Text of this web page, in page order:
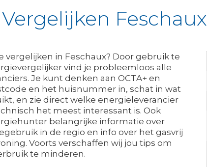
Feschaux
vergelijken in Feschaux? Door gebruik te
vind je probleemloos alle
Je kunt denken aan OCTA+ en
en het huisnummer in, schat in wat
en zie direct welke energieleverancier
het meest interessant is. Ook
belangrijke informatie over
in de regio en info over het gasvrij
Voorts verschaffen wij jou tips om
te minderen.